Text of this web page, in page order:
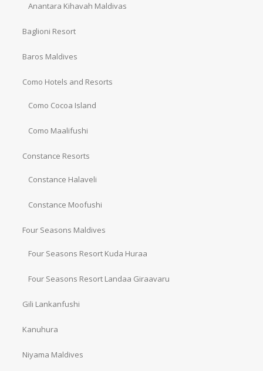
Anantara Kihavah Maldivas
Baglioni Resort
Baros Maldives
Como Hotels and Resorts
Como Cocoa Island
Como Maalifushi
Constance Resorts
Constance Halaveli
Constance Moofushi
Four Seasons Maldives
Four Seasons Resort Kuda Huraa
Four Seasons Resort Landaa Giraavaru
Gili Lankanfushi
Kanuhura
Niyama Maldives